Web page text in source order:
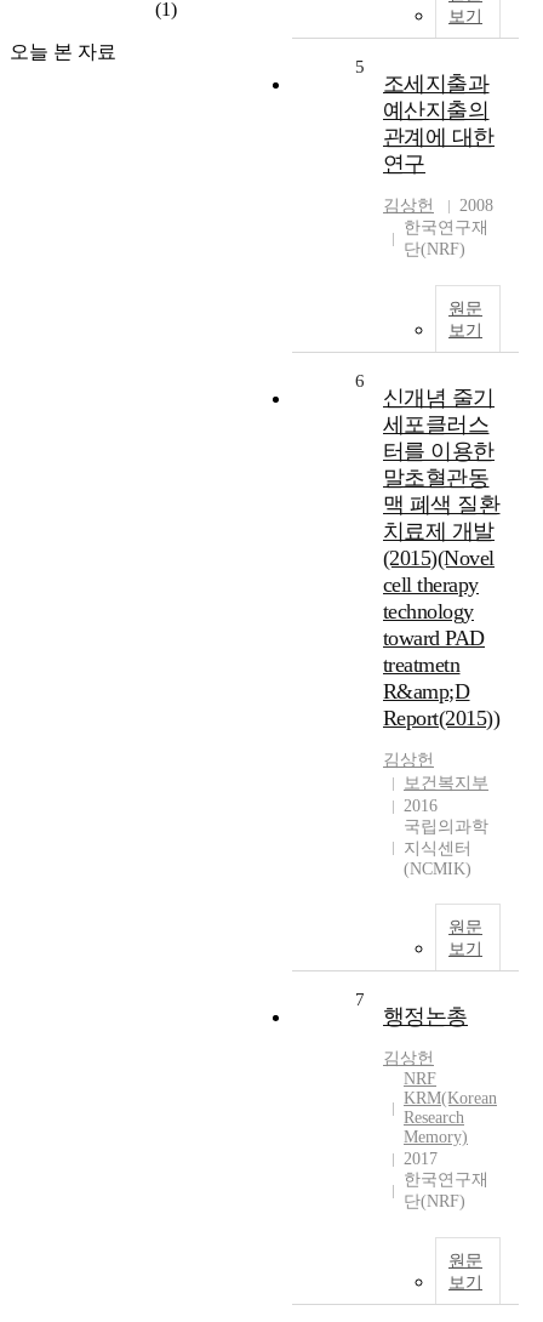
(1)
오늘 본 자료
보기
5
조세지출과
예산지출의
관계에 대한
연구
김상헌
2008
한국연구재
단(NRF)
원문
보기
6
신개념 줄기
세포클러스
터를 이용한
말초혈관동
맥 폐색 질환
치료제 개발
(2015)(Novel
cell therapy
technology
toward PAD
treatmetn
R&amp;D
Report(2015))
김상헌
보건복지부
2016
국립의과학
지식센터
(NCMIK)
원문
보기
7
행정논총
김상헌
NRF
KRM(Korean
Research
Memory)
2017
한국연구재
단(NRF)
원문
보기